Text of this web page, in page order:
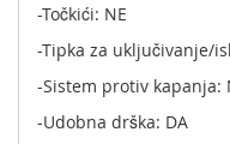
-Točkići: NE
-Tipka za uključivanje/
-Sistem protiv kapanja:
-Udobna drška: DA